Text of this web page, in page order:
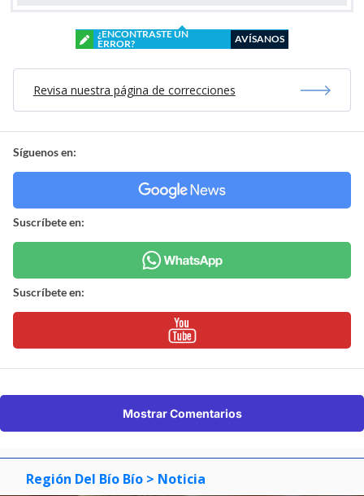
¿ENCONTRASTE UN
ERROR?
AVÍSANOS
Revisa nuestra página de correcciones
Síguenos en:
Suscríbete en:
Suscríbete en:
Mostrar Comentarios
Región Del Bío Bío > Noticia